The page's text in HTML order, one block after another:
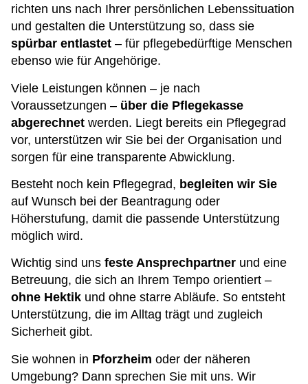
richten uns nach Ihrer persönlichen Lebenssituation
und gestalten die Unterstützung so, dass sie
spürbar entlastet – für pflegebedürftige Menschen
ebenso wie für Angehörige.
Viele Leistungen können – je nach
Voraussetzungen – über die Pflegekasse
abgerechnet werden. Liegt bereits ein Pflegegrad
vor, unterstützen wir Sie bei der Organisation und
sorgen für eine transparente Abwicklung.
Besteht noch kein Pflegegrad, begleiten wir Sie
auf Wunsch bei der Beantragung oder
Höherstufung, damit die passende Unterstützung
möglich wird.
Wichtig sind uns feste Ansprechpartner und eine
Betreuung, die sich an Ihrem Tempo orientiert –
ohne Hektik und ohne starre Abläufe. So entsteht
Unterstützung, die im Alltag trägt und zugleich
Sicherheit gibt.
Sie wohnen in Pforzheim oder der näheren
Umgebung? Dann sprechen Sie mit uns. Wir